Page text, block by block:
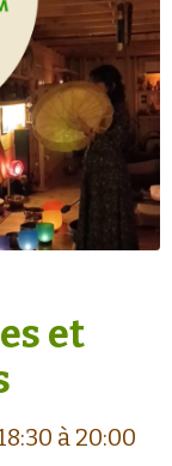
et
à 20:00